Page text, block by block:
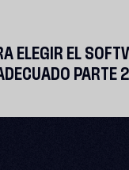
ELEGIR EL
PARTE 2